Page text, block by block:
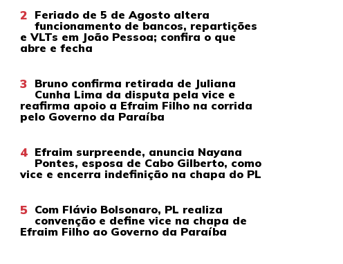
2 Feriado de 5 de Agosto altera
funcionamento de bancos, repartições
e VLTs em João Pessoa; confira o que
abre e fecha
3 Bruno confirma retirada de Juliana
Cunha Lima da disputa pela vice e
reafirma apoio a Efraim Filho na corrida
pelo Governo da Paraíba
4 Efraim surpreende, anuncia Nayana
Pontes, esposa de Cabo Gilberto, como
vice e encerra indefinição na chapa do PL
5 Com Flávio Bolsonaro, PL realiza
convenção e define vice na chapa de
Efraim Filho ao Governo da Paraíba